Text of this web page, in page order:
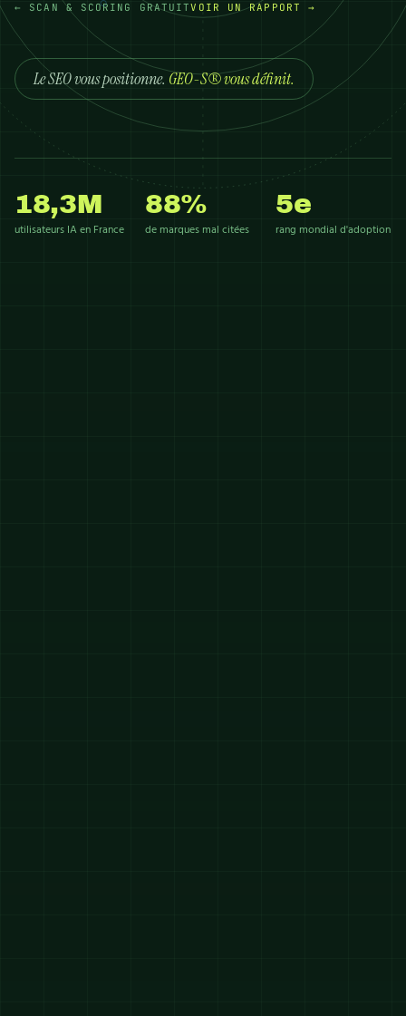
← SCAN & SCORING GRATUITVOIR UN RAPPORT →
Le SEO vous positionne. GEO-S® vous définit.
18,3M
utilisateurs IA en France
88%
de marques mal citées
5e
rang mondial d'adoption